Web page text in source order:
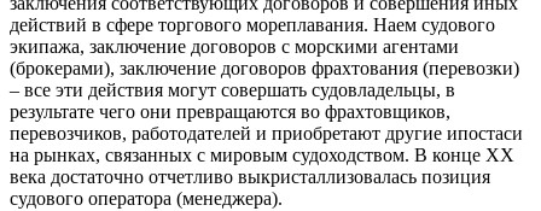
действий в сфере торгового мореплавания. Наем судового
экипажа, заключение договоров с морскими агентами
(брокерами), заключение договоров фрахтования (перевозки)
– все эти действия могут совершать судовладельцы, в
результате чего они превращаются во фрахтовщиков,
перевозчиков, работодателей и приобретают другие ипостаси
на рынках, связанных с мировым судоходством. В конце ХХ
века достаточно отчетливо выкристаллизовалась позиция
судового оператора (менеджера).